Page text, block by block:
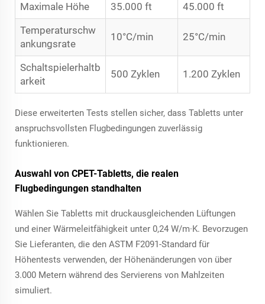
Maximale Höhe
35.000 ft
45.000 ft
Temperaturschw
ankungsrate
10°C/min 25°C/min
Schaltspielerhaltb
arkeit
500 Zyklen 1.200 Zyklen
Diese erweiterten Tests stellen sicher, dass Tabletts unter
anspruchsvollsten Flugbedingungen zuverlässig
funktionieren.
Auswahl von CPET-Tabletts, die realen
Flugbedingungen standhalten
Wählen Sie Tabletts mit druckausgleichenden Lüftungen
und einer Wärmeleitfähigkeit unter 0,24 W/m·K. Bevorzugen
Sie Lieferanten, die den ASTM F2091-Standard für
Höhentests verwenden, der Höhenänderungen von über
3.000 Metern während des Servierens von Mahlzeiten
simuliert.